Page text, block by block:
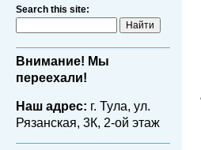
Search this site:
Внимание! Мы
переехали!
Наш адрес: г. Тула, ул.
Рязанская, 3К, 2-ой этаж